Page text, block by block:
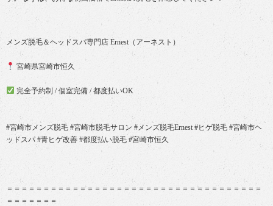
メンズ脱毛＆ヘッドスパ専門店 Ernest（アーネスト）
宮崎県宮崎市恒久
完全予約制 / 個室完備 / 都度払いOK
#宮崎市メンズ脱毛 #宮崎市脱毛サロン #メンズ脱毛Ernest #ヒゲ脱毛 #宮崎市ヘ
ッドスパ #青ヒゲ改善 #都度払い脱毛 #宮崎市恒久
＝＝＝＝＝＝＝＝＝＝＝＝＝＝＝＝＝＝＝＝＝＝＝＝＝＝＝＝＝＝＝＝＝＝＝
＝＝＝＝＝＝＝